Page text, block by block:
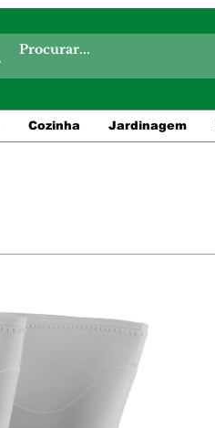
Cozinha Jardinagem